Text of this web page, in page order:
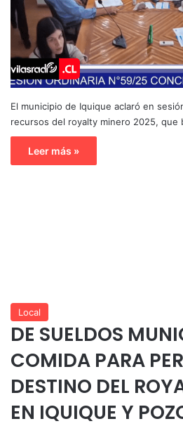
El municipio de Iquique aclaró en
recursos del royalty minero 2025, que
Leer más »
Local
DE SUELDOS
COMIDA PARA
DESTINO DEL
EN IQUIQUE Y